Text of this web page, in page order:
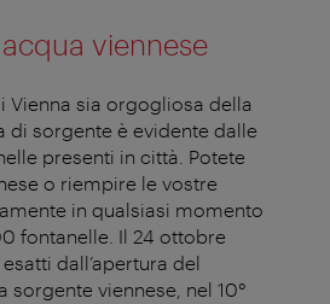
viennese
Vienna sia orgogliosa della
di sorgente è evidente dalle
presenti in città. Potete
o riempire le vostre
in qualsiasi momento
fontanelle. Il 24 ottobre
dall’apertura del
sorgente viennese, nel 10°